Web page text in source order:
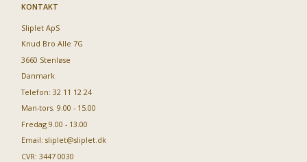
KONTAKT
Sliplet ApS
Knud Bro Alle 7G
3660 Stenløse
Danmark
Telefon: 32 11 12 24
Man-tors. 9.00 - 15.00
Fredag 9.00 - 13.00
Email: sliplet@sliplet.dk
CVR: 3447 0030